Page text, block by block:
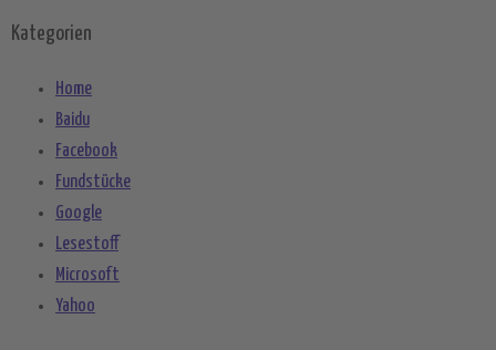
Kategorien
Home
Baidu
Facebook
Fundstücke
Google
Lesestoff
Microsoft
Yahoo